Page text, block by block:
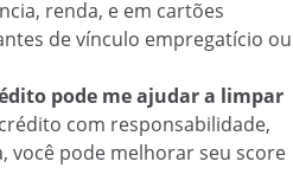
renda, e em cartões
de vínculo empregatício ou
pode me ajudar a limpar
com responsabilidade,
você pode melhorar seu score